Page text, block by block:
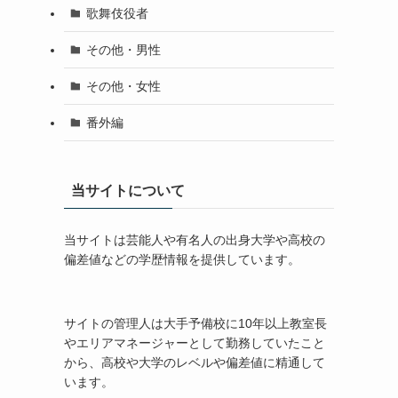
歌舞伎役者
その他・男性
その他・女性
番外編
当サイトについて
当サイトは芸能人や有名人の出身大学や高校の
偏差値などの学歴情報を提供しています。
サイトの管理人は大手予備校に10年以上教室長
やエリアマネージャーとして勤務していたこと
から、高校や大学のレベルや偏差値に精通して
います。